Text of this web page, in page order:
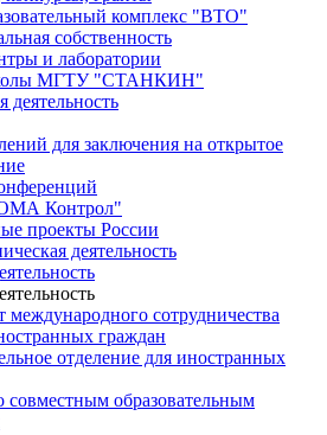
комплекс "ВТО"
собственность
и лаборатории
МГТУ "СТАНКИН"
деятельность
для заключения на открытое
Контрол"
проекты России
деятельность
международного сотрудничества
граждан
отделение для иностранных
совместным образовательным